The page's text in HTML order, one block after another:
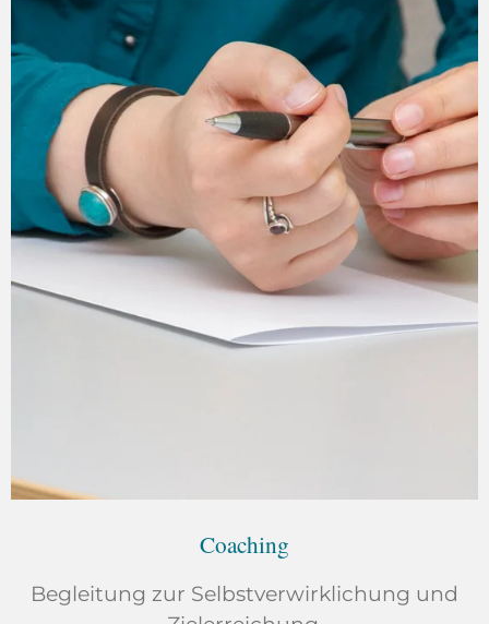
Coaching
Begleitung zur Selbstverwirklichung und